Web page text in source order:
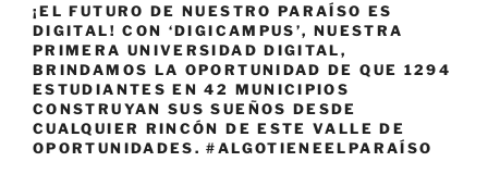
¡EL FUTURO DE NUESTRO PARAÍSO ES
DIGITAL! CON ‘DIGICAMPUS’, NUESTRA
PRIMERA UNIVERSIDAD DIGITAL,
BRINDAMOS LA OPORTUNIDAD DE QUE 1294
ESTUDIANTES EN 42 MUNICIPIOS
CONSTRUYAN SUS SUEÑOS DESDE
CUALQUIER RINCÓN DE ESTE VALLE DE
OPORTUNIDADES. #ALGOTIENEELPARAÍSO